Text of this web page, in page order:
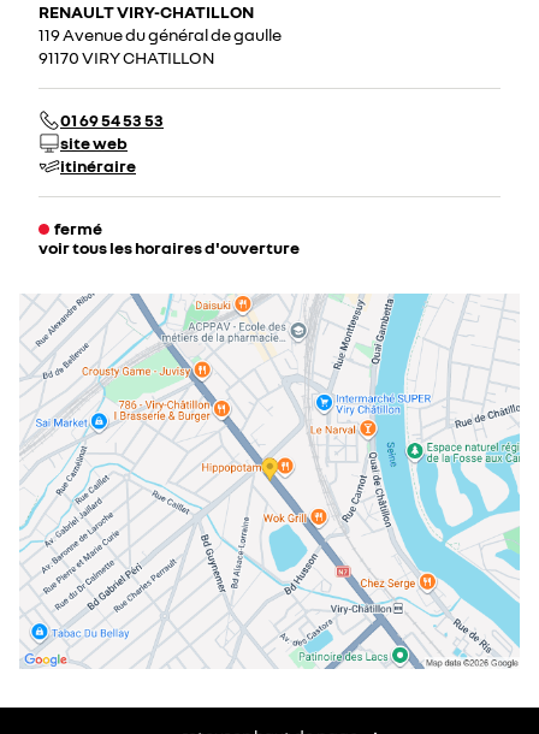
RENAULT VIRY-CHATILLON
119 Avenue du général de gaulle
91170 VIRY CHATILLON
01 69 54 53 53
site web
itinéraire
fermé
voir tous les horaires d'ouverture
mardi
09:00 - 12:0013:30 - 19:00
mercredi
09:00 - 12:00
13:30 - 19:00
jeudi
09:00 - 12:00
13:30 - 19:00
vendredi
09:00 - 12:0013:30 - 19:00
samedi
09:00 - 12:0013:30 - 18:00
dimanche
fermé